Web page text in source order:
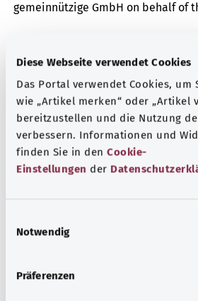
Diese Webseite verwendet Cookies
Das Portal verwendet Cookies, um
wie „Artikel merken“ oder „Artikel
bereitzustellen und die Nutzung
verbessern. Informationen und
finden Sie in den Cookie-
Einstellungen der
Notwendig
Präferenzen
gemeinnützige GmbH on behalf of